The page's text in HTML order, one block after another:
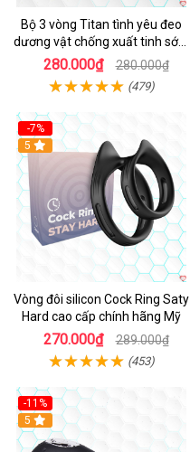
Bộ 3 vòng Titan tình yêu đeo
dương vật chống xuất tinh sớm
chất liệu silicon y tế
280.000₫ 280.000₫
(479)
-7%
5
Vòng đôi silicon Cock Ring Saty
Hard cao cấp chính hãng Mỹ
270.000₫ 289.000₫
(453)
-11%
5